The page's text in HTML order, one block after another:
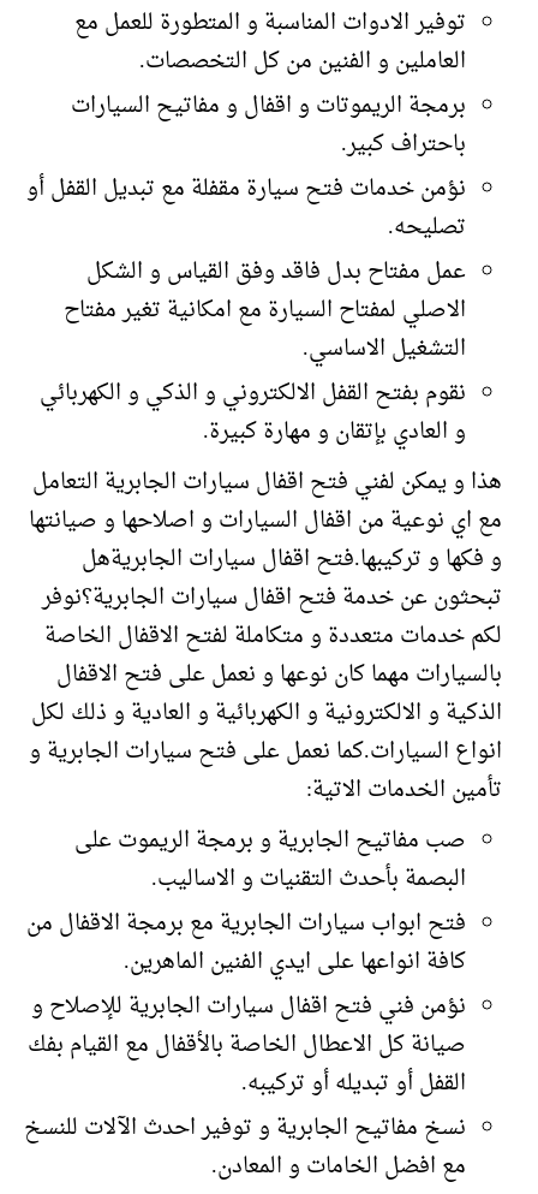
توفير الادوات المناسبة و المتطورة للعمل مع
العاملين و الفنين من كل التخصصات.
برمجة الريموتات و اقفال و مفاتيح السيارات
باحتراف كبير.
نؤمن خدمات فتح سيارة مقفلة مع تبديل القفل أو
تصليحه.
عمل مفتاح بدل فاقد وفق القياس و الشكل
الاصلي لمفتاح السيارة مع امكانية تغير مفتاح
التشغيل الاساسي.
نقوم بفتح القفل الالكتروني و الذكي و الكهربائي
و العادي بإتقان و مهارة كبيرة.
هذا و يمكن لفني فتح اقفال سيارات الجابرية التعامل
مع اي نوعية من اقفال السيارات و اصلاحها و صيانتها
و فكها و تركيبها.فتح اقفال سيارات الجابريةهل
تبحثون عن خدمة فتح اقفال سيارات الجابرية؟نوفر
لكم خدمات متعددة و متكاملة لفتح الاقفال الخاصة
بالسيارات مهما كان نوعها و نعمل على فتح الاقفال
الذكية و الالكترونية و الكهربائية و العادية و ذلك لكل
انواع السيارات.كما نعمل على فتح سيارات الجابرية و
تأمين الخدمات الاتية:
صب مفاتيح الجابرية و برمجة الريموت على
البصمة بأحدث التقنيات و الاساليب.
فتح ابواب سيارات الجابرية مع برمجة الاقفال من
كافة انواعها على ايدي الفنين الماهرين.
نؤمن فني فتح اقفال سيارات الجابرية للإصلاح و
صيانة كل الاعطال الخاصة بالأقفال مع القيام بفك
القفل أو تبديله أو تركيبه.
نسخ مفاتيح الجابرية و توفير احدث الآلات للنسخ
مع افضل الخامات و المعادن.